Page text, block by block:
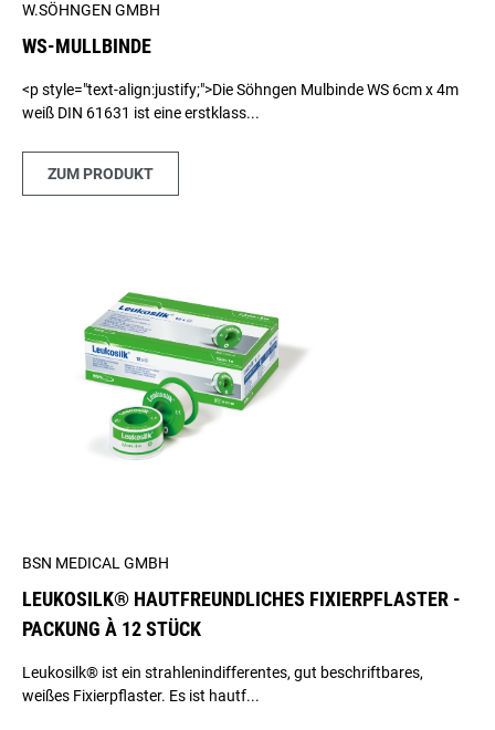
W.SÖHNGEN GMBH
WS-MULLBINDE
<p style="text-align:justify;">Die Söhngen Mulbinde WS 6cm x 4m
weiß DIN 61631 ist eine erstklass...
ZUM PRODUKT
BSN MEDICAL GMBH
LEUKOSILK® HAUTFREUNDLICHES FIXIERPFLASTER -
PACKUNG À 12 STÜCK
Leukosilk® ist ein strahlenindifferentes, gut beschriftbares,
weißes Fixierpflaster. Es ist hautf...